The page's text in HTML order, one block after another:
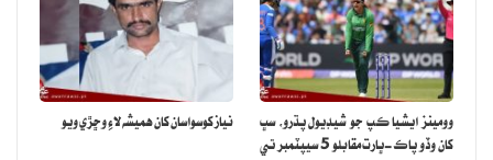
وومينز ايشيا ڪپ جو شيڊيول پڌرو، سڀ
کان وڏو پاڪ-ڀارت مقابلو 5 سيپٽمبر تي
نياز کوسواسان کان هميشه لاءِ وڇڙي ويو